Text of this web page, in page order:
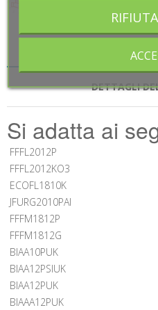
DETTAGLI
Si adatta ai
FFFL2012P
FFFL2012KO3
ECOFL1810K
JFURG2010PAI
FFFM1812P
FFFM1812G
BIAA10PUK
BIAA12PSIUK
BIAA12PUK
BIAAA12PUK